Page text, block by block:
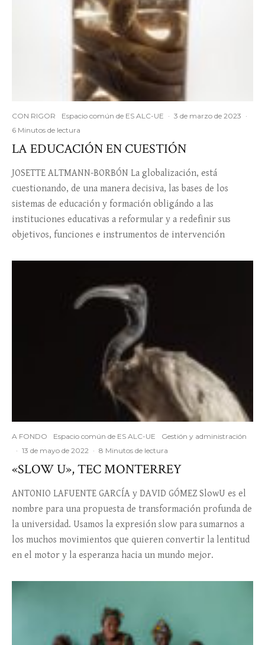
CON RIGOR Espacio común de ES ALC-UE · 3 de marzo de 2023 ·
6 Minutos de lectura
LA EDUCACIÓN EN CUESTIÓN
JOSETTE ALTMANN-BORBÓN La globalización, está
cuestionando, de una manera decisiva, las bases de los
sistemas de educación y formación obligándo a las
instituciones educativas a reformular y a redefinir sus
objetivos, funciones e instrumentos de intervención
A FONDO Espacio común de ES ALC-UE
Gestión y administración
· 13 de mayo de 2022 · 8 Minutos de lectura
«SLOW U», TEC MONTERREY
ANTONIO LAFUENTE GARCÍA y DAVID GÓMEZ SlowU es el
nombre para una propuesta de transformación profunda de
la universidad. Usamos la expresión slow para sumarnos a
los muchos movimientos que quieren convertir la lentitud
en el motor y la esperanza hacia un mundo mejor.